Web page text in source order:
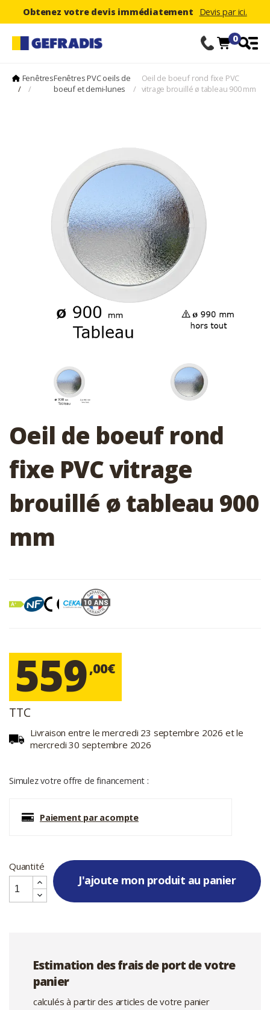
Obtenez votre devis immédiatement Devis par ici.
0
/
Fenêtres
/
Fenêtres PVC oeils de
boeuf et demi-lunes
/
Oeil de boeuf rond fixe PVC
vitrage brouillé ø tableau 900 mm
Oeil de boeuf rond
fixe PVC vitrage
brouillé ø tableau 900
mm
559,00€
TTC
Livraison entre le mercredi 23 septembre 2026 et le
mercredi 30 septembre 2026
Simulez votre offre de financement :
Paiement par acompte
Quantité
J'ajoute mon produit au panier
Estimation des frais de port de votre
panier
calculés à partir des articles de votre panier